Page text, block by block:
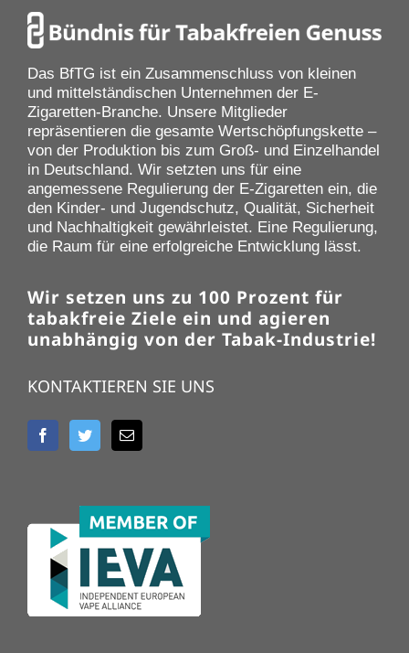
Das BfTG ist ein Zusammenschluss von kleinen
und mittelständischen Unternehmen der E-
Zigaretten-Branche. Unsere Mitglieder
repräsentieren die gesamte Wertschöpfungskette –
von der Produktion bis zum Groß- und Einzelhandel
in Deutschland. Wir setzten uns für eine
angemessene Regulierung der E-Zigaretten ein, die
den Kinder- und Jugendschutz, Qualität, Sicherheit
und Nachhaltigkeit gewährleistet. Eine Regulierung,
die Raum für eine erfolgreiche Entwicklung lässt.
Wir setzen uns zu 100 Prozent für
tabakfreie Ziele ein und agieren
unabhängig von der Tabak-Industrie!
KONTAKTIEREN SIE UNS